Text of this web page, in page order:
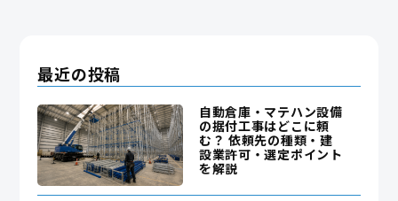
最近の投稿
自動倉庫・マテハン設備
の据付工事はどこに頼
む？ 依頼先の種類・建
設業許可・選定ポイント
を解説